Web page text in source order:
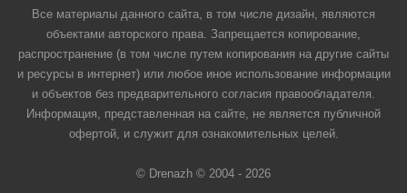
Все материалы данного сайта, в том числе дизайн, являются
объектами авторского права. Запрещается копирование,
распространение (в том числе путем копирования на другие сайты
и ресурсы в интернет) или любое иное использование информации
и объектов без предварительного согласия правообладателя.
Информация, представленная на сайте, не является публичной
офертой, и служит для ознакомительных целей.
© Drenazh © 2004 - 2026